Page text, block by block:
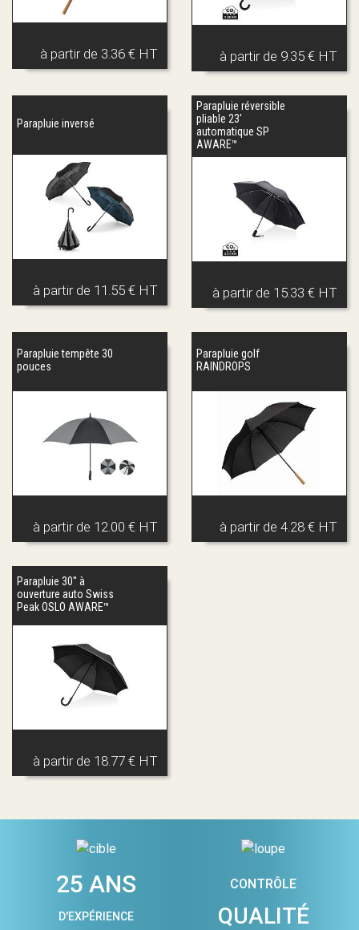
à partir de 3.36 € HT à partir de 9.35 € HT
Parapluie inversé
à partir de 11.55 € HT
Parapluie réversible
pliable 23'
automatique SP
AWARE™
à partir de 15.33 € HT
Parapluie tempête 30
pouces
à partir de 12.00 € HT
Parapluie golf
RAINDROPS
à partir de 4.28 € HT
Parapluie 30'' à
ouverture auto Swiss
Peak OSLO AWARE™
à partir de 18.77 € HT
25 ANS
D'EXPÉRIENCE
CONTRÔLE
QUALITÉ